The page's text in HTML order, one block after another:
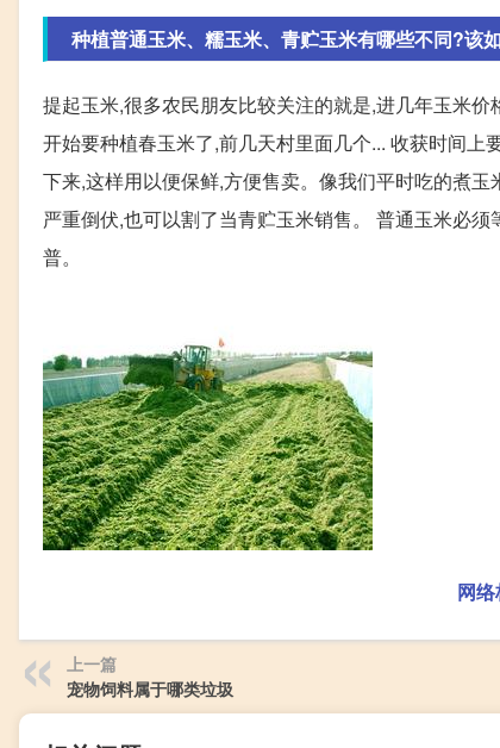
种植普通玉米、糯玉米、青贮玉米有哪些不同?该
提起玉米,很多农民朋友比较关注的就是,进几年玉米
开始要种植春玉米了,前几天村里面几个... 收获时间
下来,这样用以便保鲜,方便售卖。像我们平时吃的煮
严重倒伏,也可以割了当青贮玉米销售。 普通玉米必
普。
网络
上一篇
宠物饲料属于哪类垃圾